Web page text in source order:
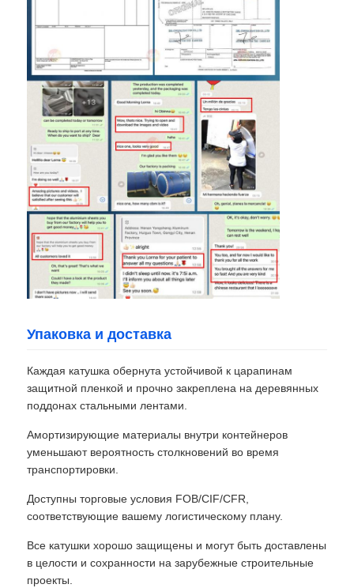
Упаковка и доставка
Каждая катушка обернута устойчивой к царапинам
защитной пленкой и прочно закреплена на деревянных
поддонах стальными лентами.
Амортизирующие материалы внутри контейнеров
уменьшают вероятность столкновений во время
транспортировки.
Доступны торговые условия FOB/CIF/CFR,
соответствующие вашему логистическому плану.
Все катушки хорошо защищены и могут быть доставлены
в целости и сохранности на зарубежные строительные
проекты.